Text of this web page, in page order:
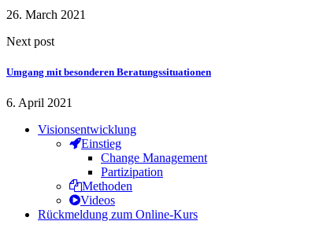
26. March 2021
Next post
Umgang mit besonderen Beratungssituationen
6. April 2021
Visionsentwicklung
Einstieg
Change Management
Partizipation
Methoden
Videos
Rückmeldung zum Online-Kurs